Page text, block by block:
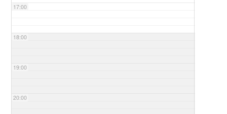
17:00
18:00
19:00
20:00